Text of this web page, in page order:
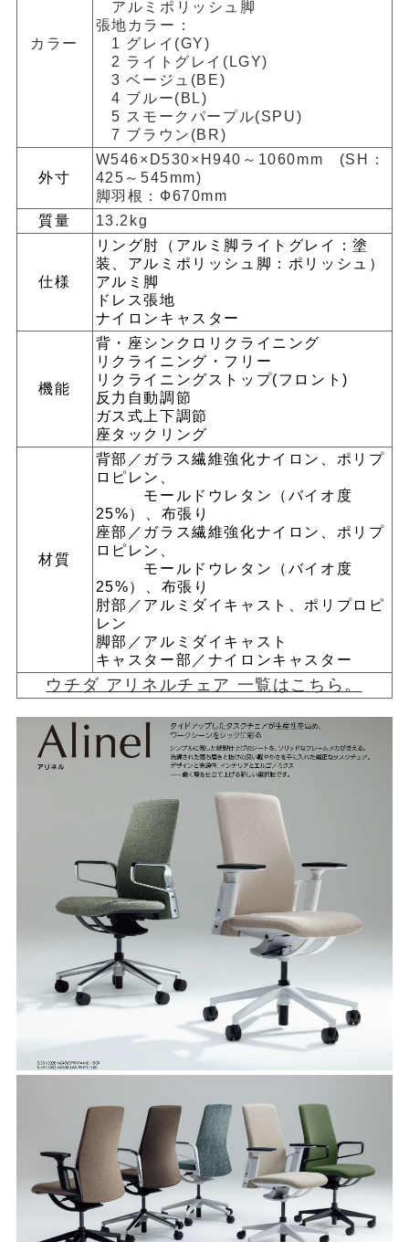
カラー
アルミポリッシュ脚
張地カラー：
1 グレイ(GY)
2 ライトグレイ(LGY)
3 ベージュ(BE)
4 ブルー(BL)
5 スモークパープル(SPU)
7 ブラウン(BR)
外寸
W546×D530×H940～1060mm (SH：
425～545mm)
脚羽根：Ф670mm
質量
13.2kg
仕様
リング肘（アルミ脚ライトグレイ：塗
装、アルミポリッシュ脚：ポリッシュ）
アルミ脚
ドレス張地
ナイロンキャスター
機能
背・座シンクロリクライニング
リクライニング・フリー
リクライニングストップ(フロント)
反力自動調節
ガス式上下調節
座タックリング
材質
背部／ガラス繊維強化ナイロン、ポリプ
ロピレン、
モールドウレタン（バイオ度
25%）、布張り
座部／ガラス繊維強化ナイロン、ポリプ
ロピレン、
モールドウレタン（バイオ度
25%）、布張り
肘部／アルミダイキャスト、ポリプロピ
レン
脚部／アルミダイキャスト
キャスター部／ナイロンキャスター
ウチダ アリネルチェア 一覧はこちら。